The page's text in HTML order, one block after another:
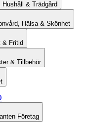
Hushåll & Trädgård
Hälsa & Skönhet
& Fritid
& Tillbehör
Företag